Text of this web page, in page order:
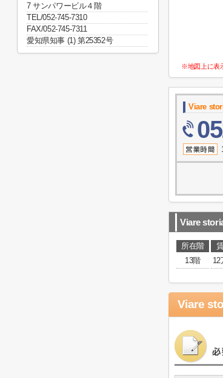
※地図上に表
Viare
Viare
所在階
13階
12
Viare
7 サンパワービル４階
TEL/052-745-7310
FAX/052-745-7311
愛知県知事 (1) 第25352号